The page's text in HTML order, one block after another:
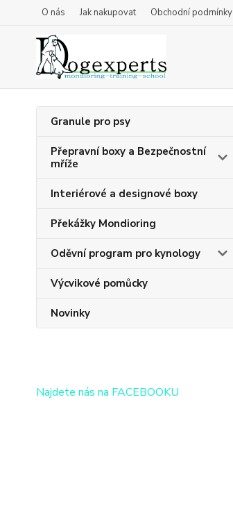
O nás Jak nakupovat Obchodní podmínky
Granule pro psy
Přepravní boxy a Bezpečnostní
mříže
Interiérové a designové boxy
Překážky Mondioring
Oděvní program pro kynology
Výcvikové pomůcky
Novinky
Najdete nás na FACEBOOKU